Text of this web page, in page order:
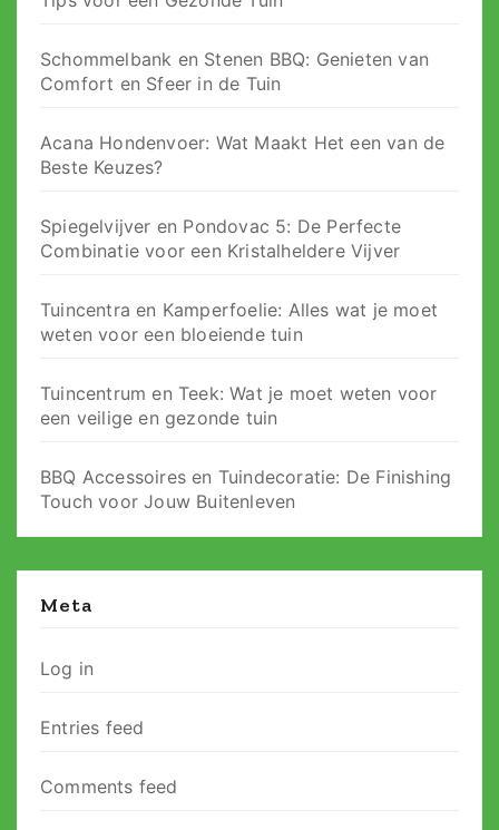
Schommelbank en Stenen BBQ: Genieten van
Comfort en Sfeer in de Tuin
Acana Hondenvoer: Wat Maakt Het een van de
Beste Keuzes?
Spiegelvijver en Pondovac 5: De Perfecte
Combinatie voor een Kristalheldere Vijver
Tuincentra en Kamperfoelie: Alles wat je moet
weten voor een bloeiende tuin
Tuincentrum en Teek: Wat je moet weten voor
een veilige en gezonde tuin
BBQ Accessoires en Tuindecoratie: De Finishing
Touch voor Jouw Buitenleven
Meta
Log in
Entries feed
Comments feed